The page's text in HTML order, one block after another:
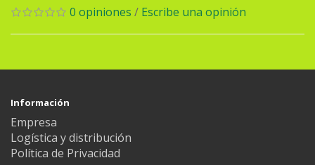
0 opiniones / Escribe una opinión
Información
Empresa
Logística y distribución
Política de Privacidad